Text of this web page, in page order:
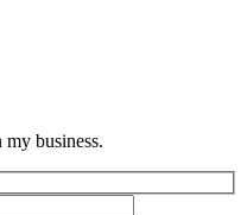
business.